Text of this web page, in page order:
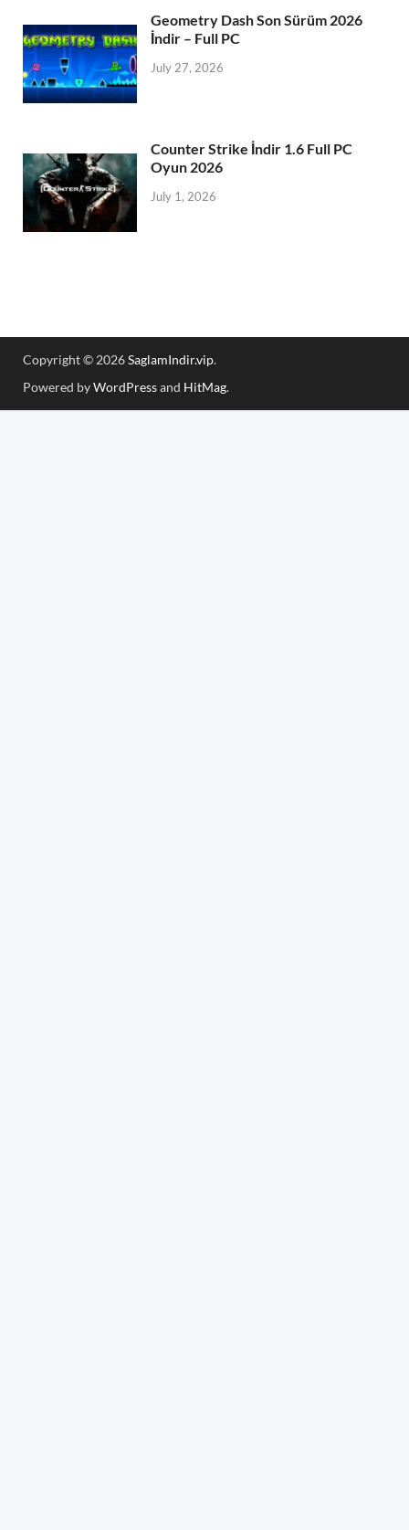
Geometry Dash Son Sürüm 2026
İndir – Full PC
July 27, 2026
Counter Strike İndir 1.6 Full PC
Oyun 2026
July 1, 2026
Copyright © 2026SaglamIndir.vip.
Powered byWordPressand HitMag.